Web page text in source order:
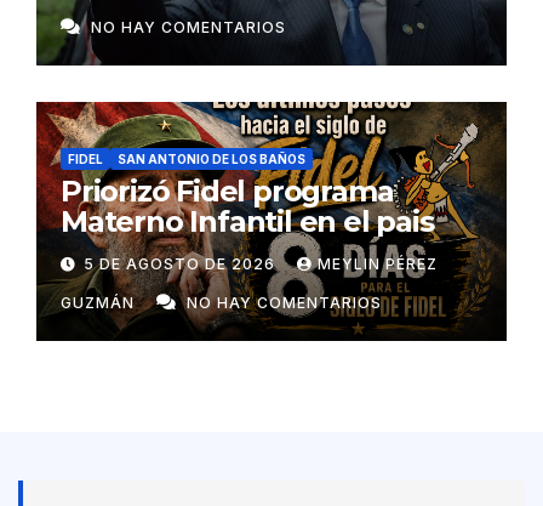
NO HAY COMENTARIOS
FIDEL SAN ANTONIO DE LOS BAÑOS
Priorizó Fidel programa
Materno Infantil en el pais
5 DE AGOSTO DE 2026 MEYLIN PÉREZ
GUZMÁN NO HAY COMENTARIOS